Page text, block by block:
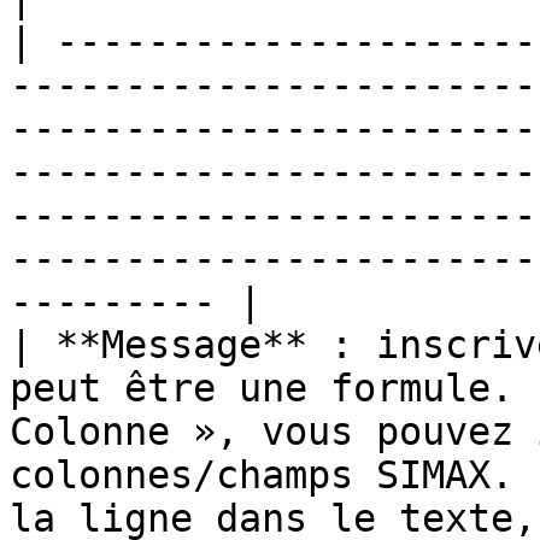
|
--------- |
| **Message** :
peut être une
Colonne », vous
colonnes/champs
la ligne dans le